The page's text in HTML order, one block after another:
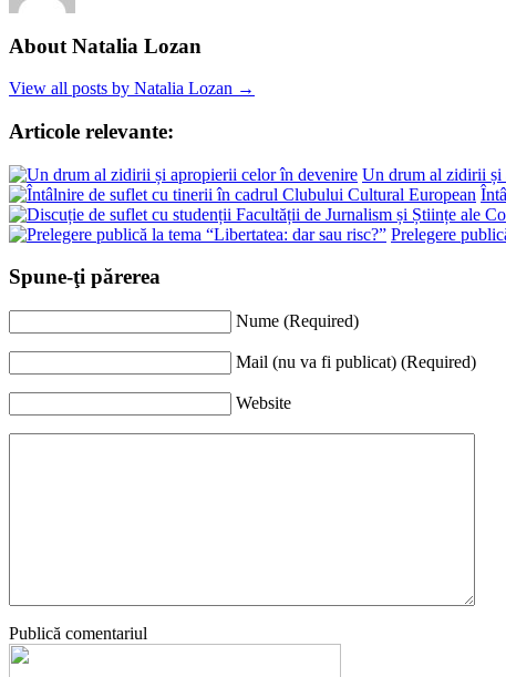
About Natalia Lozan
View all posts by Natalia Lozan →
Articole relevante:
Un drum al zidirii și
Prelegere
Spune-ţi părerea
Nume (Required)
Mail (nu va fi publicat) (Required)
Website
Publică comentariul